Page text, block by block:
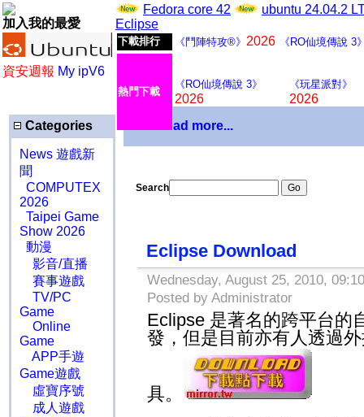
加入我的最愛
資安週報 My ipV6
Fedora core 42
ubuntu 24.04.2
Eclipse
下載排行 《鬥陣特攻®》 2026 《RO仙境傳說 3
熱門下載
《RO仙境傳說 3》
2026
《玩星派對》
2026
Categories
News 遊戲新
聞
COMPUTEX
2026
Taipei Game
Show 2026
動漫
影音/直播
賽事遊戲
TV/PC
Game
Online
Game
APP手遊
Game遊戲
虛寶序號
成人遊戲
Download more...
Search
Eclipse Download
Wednesday, August 25, 2010,
Posted by Administrator
Eclipse 是著名的跨平台的
發，但是目前亦有人透過
具。